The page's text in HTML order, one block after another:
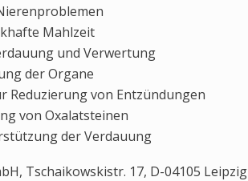
Mahlzeit
und Verwertung
der Organe
Reduzierung von Entzündungen
von Oxalatsteinen
der Verdauung
Tschaikowskistr. 17, D-04105 Leipzig